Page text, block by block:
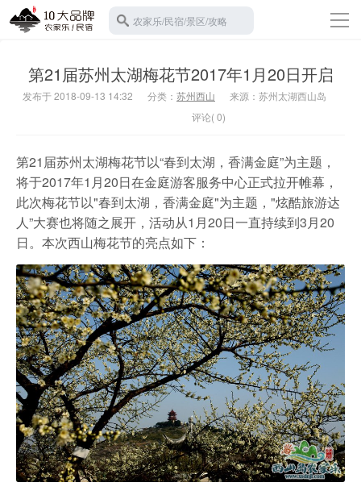
农家乐
农家乐/民宿/景区/攻略
导
10大农家乐
宾馆酒店
旅游攻略
景区门票
水果采摘
班车接送
第21届苏州太湖梅花节2017年1月20日开启
发布于 2018-09-13 14:32 分类： 苏州西山
来源：苏州太湖西山岛
评论( 0)
第21届苏州太湖梅花节以“春到太湖，香满金庭”为主题，
将于2017年1月20日在金庭游客服务中心正式拉开帷幕，
此次梅花节以"春到太湖，香满金庭"为主题，"炫酷旅游达
人”大赛也将随之展开，活动从1月20日一直持续到3月20
日。本次西山梅花节的亮点如下：